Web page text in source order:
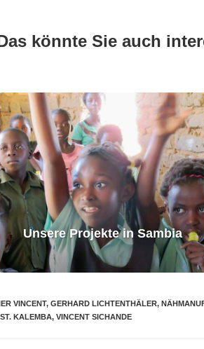
könnte Sie auch
Unsere Projekte in Sambia
VINCENT, GERHARD LICHTENTHÄLER,
ST. KALEMBA, VINCENT SICHANDE